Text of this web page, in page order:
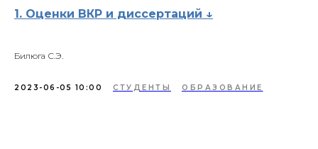
1. Оценки ВКР и диссертаций ↓
Билюга С.Э.
2023-06-05 10:00 СТУДЕНТЫ ОБРАЗОВАНИЕ